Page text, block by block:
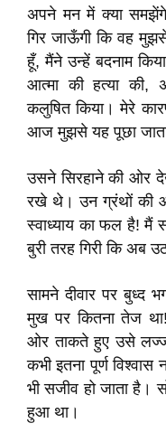
अपने मन में क्या
गिर जाऊँगी कि वह
हूँ, मैंने उन्हें बदनाम
आत्मा की हत्या की,
कलुषित किया। मेरे
आज मुझसे यह पूछा
उसने सिरहाने की ओर
रखे थे। उन ग्रंथों की
स्वाध्‍याय का फल है! मैं
बुरी तरह गिरी कि अब
सामने दीवार पर बुध्द
मुख पर कितना तेज
ओर ताकते हुए उसे
कभी इतना पूर्ण
भी सजीव हो जाता है।
हुआ था।